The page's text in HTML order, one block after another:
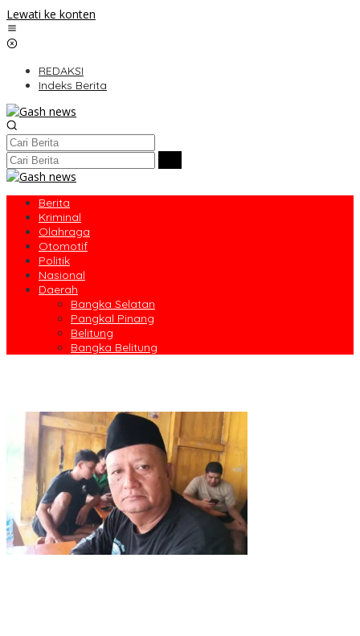
Lewati ke konten
REDAKSI
Indeks Berita
Berita
Kriminal
Olahraga
Otomotif
Politik
Nasional
Daerah
Bangka Selatan
Pangkal Pinang
Belitung
Bangka Belitung